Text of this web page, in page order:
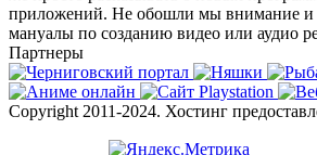
приложений. Не обошли мы внимание и
мануалы по созданию видео или аудио
Партнеры
Copyright 2011-2024. Хостинг